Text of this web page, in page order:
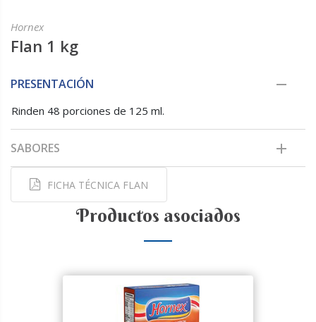
Hornex
Flan 1 kg
PRESENTACIÓN
Rinden 48 porciones de 125 ml.
SABORES
FICHA TÉCNICA FLAN
Productos asociados